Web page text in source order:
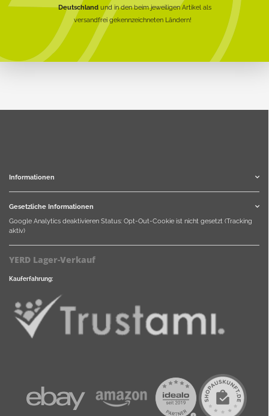
Deutschlandund in den beim jeweiligen Artikel als
versandfrei gekennzeichneten Ländern!
Informationen
Gesetzliche Informationen
Google Analytics deaktivieren Status: Opt-Out-Cookie ist nicht gesetzt (Tracking
aktiv)
YERD Lager-Verkauf
Kauferfahrung: